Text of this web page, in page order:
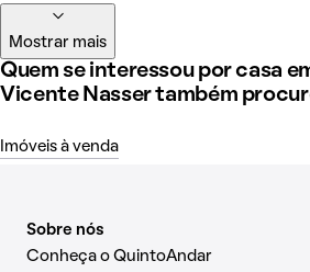
Mostrar mais
Quem se interessou por casa
Vicente Nasser também
Imóveis à venda
Sobre nós
Conheça o QuintoAndar